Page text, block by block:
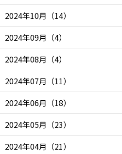
2024年10月 （14）
2024年09月 （4）
2024年08月 （4）
2024年07月 （11）
2024年06月 （18）
2024年05月 （23）
2024年04月 （21）